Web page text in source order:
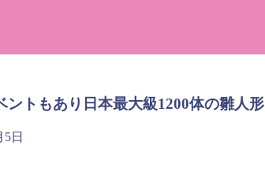
ントもあり日本最大級1200体の雛人形
5日